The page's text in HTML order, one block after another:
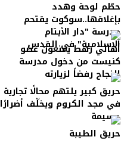
حطّم لوحة وهدد
بإغلاقها..سوكوت يقتحم
مدرسة "دار الأيتام
الإسلامية" في القدس
أهالي رهط يمنعون عضو
كنيست من دخول مدرسة
النجاح رفضاً لزيارته
حريق كبير يلتهم محالًا تجارية
في مجد الكروم ويخلّف أضرارًا
جسيمة
حريق الطيبة